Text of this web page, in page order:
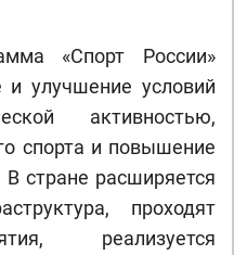
«Спорт России»
и улучшение условий
активностью,
спорта и повышение
стране расширяется
проходят
реализуется